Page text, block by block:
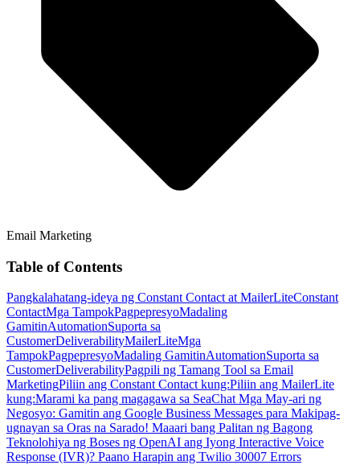
Email Marketing
Table of Contents
Pangkalahatang-ideya ng Constant Contact at MailerLiteConstant
ContactMga TampokPagpepresyoMadaling
GamitinAutomationSuporta sa
CustomerDeliverabilityMailerLiteMga
TampokPagpepresyoMadaling GamitinAutomationSuporta sa
CustomerDeliverabilityPagpili ng Tamang Tool sa Email
MarketingPiliin ang Constant Contact kung:Piliin ang MailerLite
kung:Marami ka pang magagawa sa SeaChat Mga May-ari ng
Negosyo: Gamitin ang Google Business Messages para Makipag-
ugnayan sa Oras na Sarado! Maaari bang Palitan ng Bagong
Teknolohiya ng Boses ng OpenAI ang Iyong Interactive Voice
Response (IVR)? Paano Harapin ang Twilio 30007 Errors